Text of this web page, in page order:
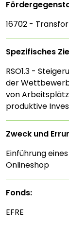
16702 -
Spezifisches
RSO1.3 -
der
von
produktive
Zweck und
Einführung
Onlineshop
Fonds:
EFRE